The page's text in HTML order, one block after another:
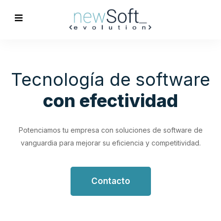
Optimización de
Procesos
trabajo.